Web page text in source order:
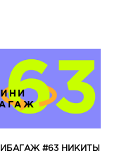
#63 НИКИТЫ